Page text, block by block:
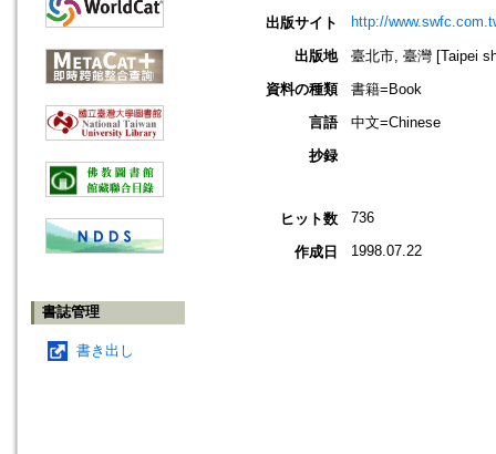
書誌管理
書き出し
出版サイト
http://
出版地
臺北市, 臺灣 [Taipei
資料の種類
書籍=Book
言語
中文=Chinese
抄録
ヒット数 736
作成日 1998.07.22